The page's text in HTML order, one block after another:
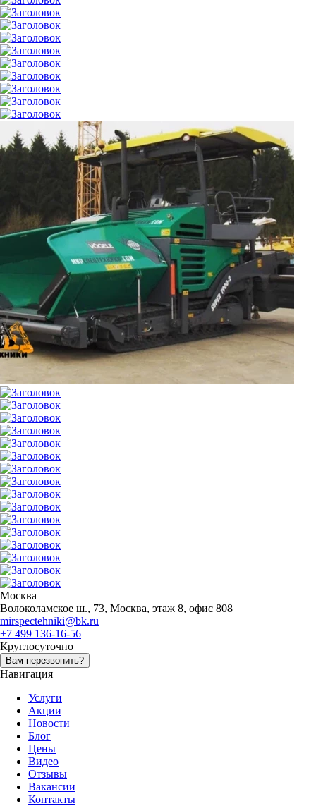
Москва
Волоколамское ш., 73, Москва, этаж 8, офис 808
mirspectehniki@bk.ru
+7 499 136-16-56
Круглосуточно
Вам перезвонить?
Навигация
Услуги
Акции
Новости
Блог
Цены
Видео
Отзывы
Вакансии
Контакты